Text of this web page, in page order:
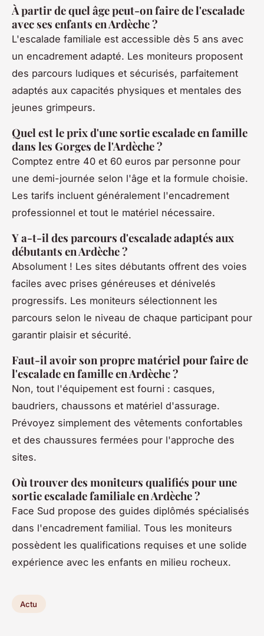
À partir de quel âge peut-on faire de l'escalade
avec ses enfants en Ardèche ?
L'escalade familiale est accessible dès 5 ans avec
un encadrement adapté. Les moniteurs proposent
des parcours ludiques et sécurisés, parfaitement
adaptés aux capacités physiques et mentales des
jeunes grimpeurs.
Quel est le prix d'une sortie escalade en famille
dans les Gorges de l'Ardèche ?
Comptez entre 40 et 60 euros par personne pour
une demi-journée selon l'âge et la formule choisie.
Les tarifs incluent généralement l'encadrement
professionnel et tout le matériel nécessaire.
Y a-t-il des parcours d'escalade adaptés aux
débutants en Ardèche ?
Absolument ! Les sites débutants offrent des voies
faciles avec prises généreuses et dénivelés
progressifs. Les moniteurs sélectionnent les
parcours selon le niveau de chaque participant pour
garantir plaisir et sécurité.
Faut-il avoir son propre matériel pour faire de
l'escalade en famille en Ardèche ?
Non, tout l'équipement est fourni : casques,
baudriers, chaussons et matériel d'assurage.
Prévoyez simplement des vêtements confortables
et des chaussures fermées pour l'approche des
sites.
Où trouver des moniteurs qualifiés pour une
sortie escalade familiale en Ardèche ?
Face Sud propose des guides diplômés spécialisés
dans l'encadrement familial. Tous les moniteurs
possèdent les qualifications requises et une solide
expérience avec les enfants en milieu rocheux.
Actu